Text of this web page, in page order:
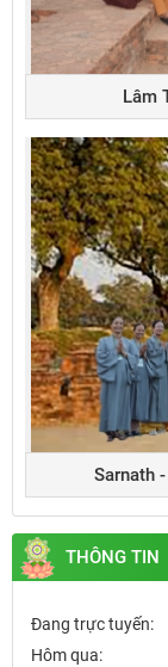
Lâm
Sarnath
THÔNG TIN
Đang trực tuyến:
Hôm qua: